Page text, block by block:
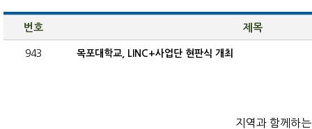
번호 제목
943 목포대학교, LINC+사업단 현판식 개최
지역과 함께하